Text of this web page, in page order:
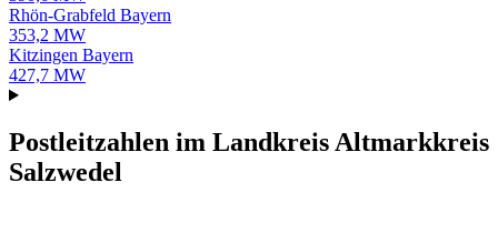
Rhön-Grabfeld Bayern
353,2 MW
Kitzingen Bayern
427,7 MW
Postleitzahlen im Landkreis Altmarkkreis
Salzwedel